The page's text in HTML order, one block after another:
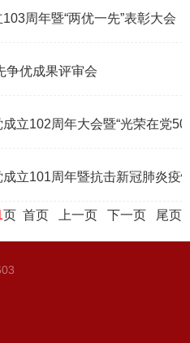
周年暨“两优一先”表彰大会
争优成果评审会
立102周年大会暨“光荣在党50
立101周年暨抗击新冠肺炎疫
2022-07-02
页 首页 上一页 下一页 尾页